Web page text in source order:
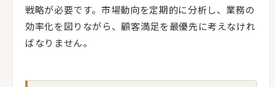
戦略が必要です。市場動向を定期的に分析し、業務の
効率化を図りながら、顧客満足を最優先に考えなけれ
ばなりません。